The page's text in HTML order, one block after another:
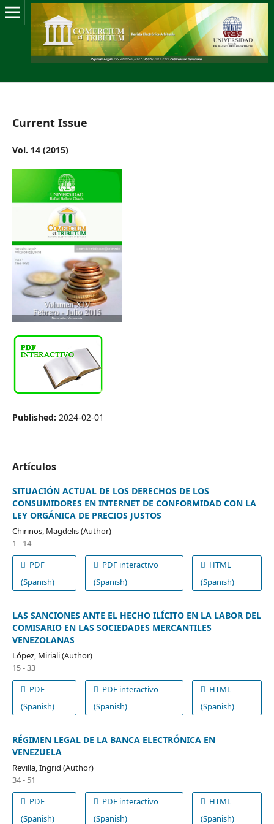
Current Issue
Vol. 14 (2015)
Published: 2024-02-01
Artículos
SITUACIÓN ACTUAL DE LOS DERECHOS DE LOS
CONSUMIDORES EN INTERNET DE CONFORMIDAD CON LA
LEY ORGÁNICA DE PRECIOS JUSTOS
Chirinos, Magdelis (Author)
1 - 14
PDF
(Spanish)
PDF interactivo
(Spanish)
HTML
(Spanish)
LAS SANCIONES ANTE EL HECHO ILÍCITO EN LA LABOR DEL
COMISARIO EN LAS SOCIEDADES MERCANTILES
VENEZOLANAS
López, Miriali (Author)
15 - 33
PDF
(Spanish)
PDF interactivo
(Spanish)
HTML
(Spanish)
RÉGIMEN LEGAL DE LA BANCA ELECTRÓNICA EN
VENEZUELA
Revilla, Ingrid (Author)
34 - 51
PDF
(Spanish)
PDF interactivo
(Spanish)
HTML
(Spanish)